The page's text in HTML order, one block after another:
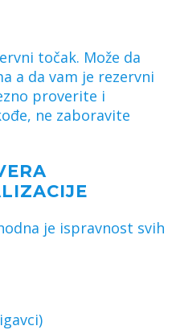
točak. Može da
a da vam je rezervni
proverite i
ne zaboravite
je ispravnost svih